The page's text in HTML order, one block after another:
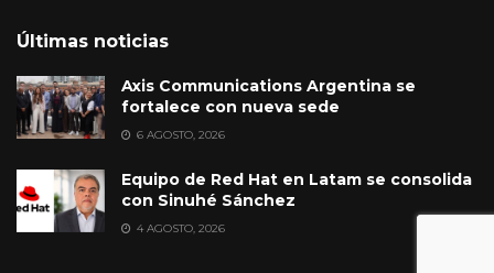
Últimas noticias
Axis Communications Argentina se
fortalece con nueva sede
6 AGOSTO, 2026
Equipo de Red Hat en Latam se consolida
con Sinuhé Sánchez
4 AGOSTO, 2026